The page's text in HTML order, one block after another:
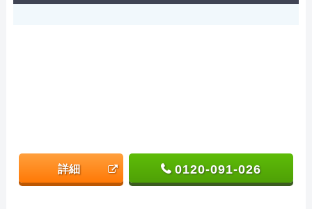
詳細 0120-091-026